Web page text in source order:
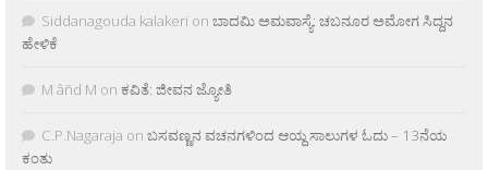
Siddanagouda kalakeri on ಬಾದಮಿ ಅಮವಾಸ್ಯೆ: ಚಬನೂರ ಅಮೋಗ ಸಿದ್ದನ
ಹೇಳಿಕೆ
M âñd M on ಕವಿತೆ: ಜೀವನ ಜ್ಯೋತಿ
C.P.Nagaraja on ಬಸವಣ್ಣನ ವಚನಗಳಿಂದ ಆಯ್ದ ಸಾಲುಗಳ ಓದು – 13ನೆಯ
ಕಂತು